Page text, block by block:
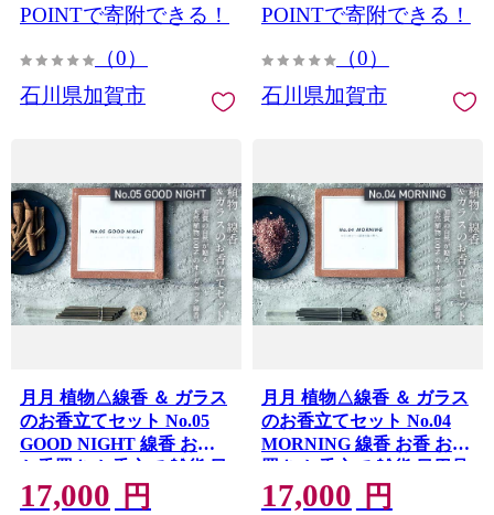
POINTで寄附できる！
（0）
石川県加賀市
POINTで寄附できる！
（0）
石川県加賀市
月月 植物△線香 ＆ ガラス
のお香立てセット No.05
GOOD NIGHT 線香 お香
お香置き お香立て 雑貨 日
用品 F6P-3180
17,000 円
月月 植物△線香 ＆ ガラス
のお香立てセット No.04
MORNING 線香 お香 お香
置き お香立て 雑貨 日用品
F6P-3179
17,000 円